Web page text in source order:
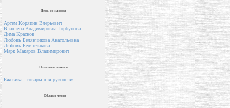
День рождения
Артем Коряпин Влерьевич
Владлена Владимировна Горбунова
Дима Краснов
Любовь Белянчикова Анатольевна
Любовь Белянчикова
Марк Макаров Владимирович
Полезные ссылки
Ежевика - товары для рукоделия
Облако тегов